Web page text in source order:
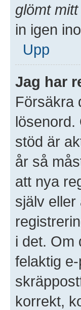
glömt
in igen
Upp
Jag har
Försäkra
lösenord.
stöd är
år så
att nya
själv eller
i det. Om
felaktig
korrekt,